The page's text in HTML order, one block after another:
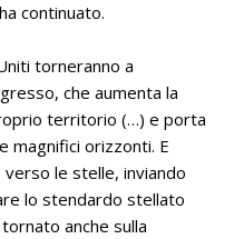
continuato.
torneranno a
che aumenta la
territorio (…) e porta
magnifici orizzonti. E
le stelle, inviando
lo stendardo stellato
anche sulla